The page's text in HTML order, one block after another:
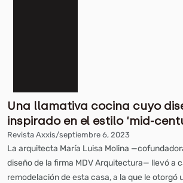
Una llamativa cocina cuyo
inspirado en el estilo ‘mid-
Revista Axxis/septiembre 6, 2023
La arquitecta María Luisa Molina
diseño de la firma MDV Arquitectura— llevó a
remodelación de esta casa, a la que le otorgó